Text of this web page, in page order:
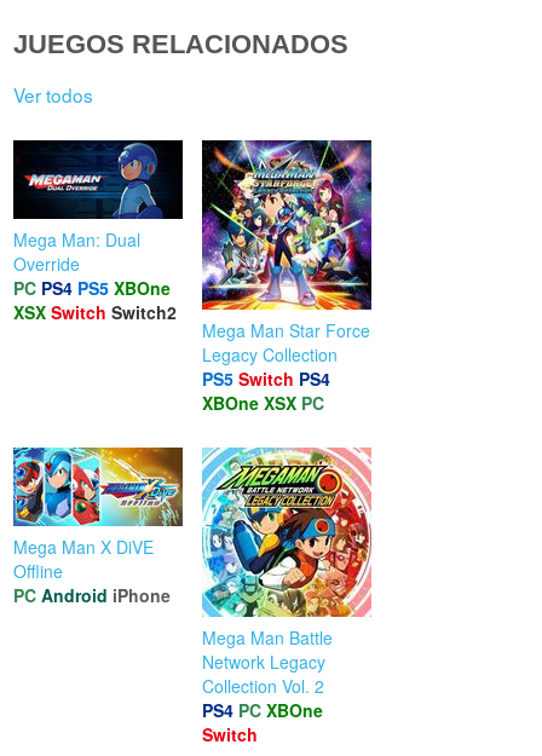
JUEGOS RELACIONADOS
Ver todos
Mega Man: Dual
Override
PC PS4 PS5 XBOne
XSX Switch Switch2
Mega Man Star Force
Legacy Collection
PS5 Switch PS4
XBOne XSX PC
Mega Man X DiVE
Offline
PC Android iPhone
Mega Man Battle
Network Legacy
Collection Vol. 2
PS4 PC XBOne
Switch